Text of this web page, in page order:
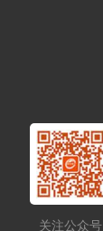
关注公众号